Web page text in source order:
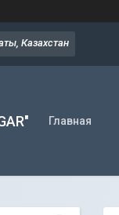
Казахстан
Главная